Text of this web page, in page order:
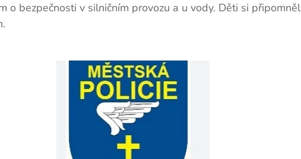
o bezpečnosti v silničním provozu a u vody. Děti si